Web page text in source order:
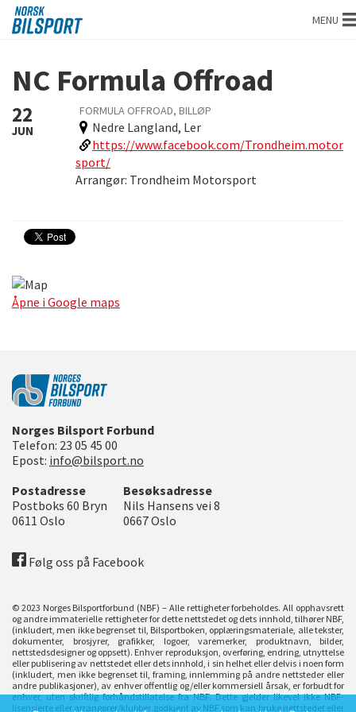
Norsk
bilsport MENU
NC Formula Offroad
22
JUN
FORMULA OFFROAD, BILLØP
Nedre Langland, Ler
https://www.facebook.com/Trondheim.motor
sport/
Arrangør: Trondheim Motorsport
Åpne i Google maps
Norges Bilsport Forbund
Telefon: 23 05 45 00
Epost: info@bilsport.no
Postadresse
Postboks 60 Bryn
0611 Oslo
Besøksadresse
Nils Hansens vei 8
0667Oslo
Følg oss på Facebook
© 2023 Norges Bilsportforbund (NBF) – Alle rettigheter forbeholdes. All opphavsrett
og andre immaterielle rettigheter for dette nettstedet og dets innhold, tilhører NBF,
(inkludert, men ikke begrenset til, Bilsportboken, opplæringsmateriale, alle tekster,
dokumenter, brosjyrer, grafikker, logoer, varemerker, produktnavn, bilder,
nettstedsdesigner og oppsett). Enhver reproduksjon, overføring, endring, utnyttelse
eller publisering av nettstedet eller dets innhold, i sin helhet eller delvis i noen form
(inkludert, men ikke begrenset til, framing, innlemming på andre nettsteder eller
andre publikasjoner), av enhver offentlig og/eller kommersiell årsak, er forbudt for
enhver, uten skriftlig forhåndstillatelse fra NBF. Dette gjelder likevel ikke NBF-
lisensierte eller arrangører/klubber godkjent av NBF som kan bruke nettstedet eller